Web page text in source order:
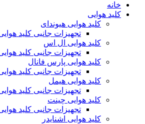
خانه
کلید هوایی
کلید هوایی هیوندای
تجهیزات جانبی کلید
کلید هوایی ال اس
تجهیزات جانبی کلید
کلید هوایی پارس فانال
تجهیزات جانبی کلید
کلید هوایی هیمل
تجهیزات جانبی کلید
کلید هوایی چینت
تجهیزات جانبی کلید
کلید هوایی اشنایدر